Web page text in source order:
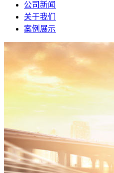
公司新闻
关于我们
案例展示